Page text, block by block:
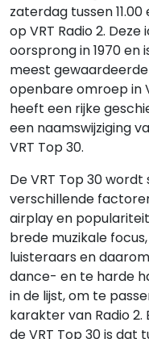
zaterdag tussen
op VRT Radio 2.
oorsprong in 1970 en
meest
openbare omroep in
heeft een rijke
een naamswijziging
VRT Top 30.
De VRT Top 30
verschillende
airplay en
brede muzikale
luisteraars en
dance- en te harde
in de lijst, om te
karakter van Radio
de VRT Top 30 is dat